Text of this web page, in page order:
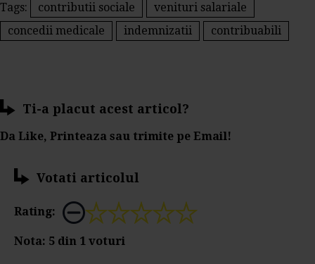
Tags: contributii sociale
venituri salariale
concedii medicale
indemnizatii contribuabili
Ti-a placut acest articol?
Da Like, Printeaza sau trimite pe Email!
Votati articolul
Rating:
Nota: 5 din 1 voturi